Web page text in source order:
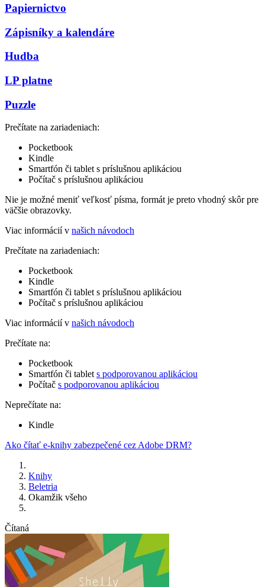
Papiernictvo
Zápisníky a kalendáre
Hudba
LP platne
Puzzle
Prečítate na zariadeniach:
Pocketbook
Kindle
Smartfón či tablet s príslušnou aplikáciou
Počítač s príslušnou aplikáciou
Nie je možné meniť veľkosť písma, formát je preto vhodný skôr pre
väčšie obrazovky.
Viac informácií v našich návodoch
Prečítate na zariadeniach:
Pocketbook
Kindle
Smartfón či tablet s príslušnou aplikáciou
Počítač s príslušnou aplikáciou
Viac informácií v našich návodoch
Prečítate na:
Pocketbook
Smartfón či tablet s podporovanou aplikáciou
Počítač s podporovanou aplikáciou
Neprečítate na:
Kindle
Ako čítať e-knihy zabezpečené cez Adobe DRM?
Knihy
Beletria
Okamžik všeho
Čítaná